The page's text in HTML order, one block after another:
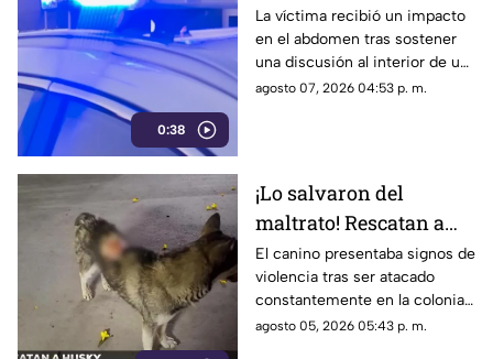
0:38
ser agredida por su
expareja en Torreón
La víctima recibió un impacto
en el abdomen tras sostener
una discusión al interior de un
domicilio. El presunto agresor
agosto 07, 2026 04:53 p. m.
¡Lo salvaron del
maltrato! Rescatan a
perrito Husky que era
agredido por jóvenes
en Torreón
El canino presentaba signos de
violencia tras ser atacado
constantemente en la colonia
Lázaro Cárdenas. Fue
agosto 05, 2026 05:43 p. m.